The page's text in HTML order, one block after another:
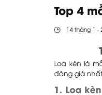
Top 4
14 tháng 1 -
Loa kèn là
đáng giá
1. Loa